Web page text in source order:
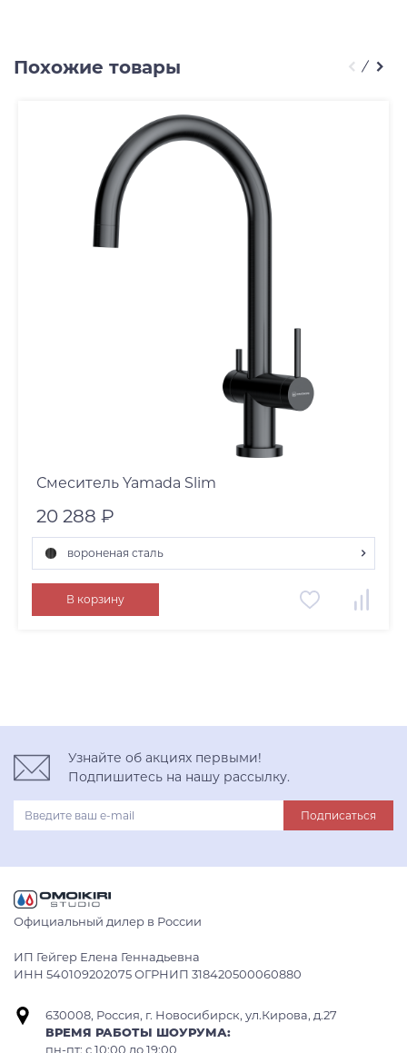
Похожие товары
Смеситель Yamada Slim
20 288 ₽
вороненая сталь
светлое золото
нержавеющая сталь
В корзину
Узнайте об акциях первыми!
Подпишитесь на нашу рассылку.
Подписаться
Официальный дилер в России
ИП Гейгер Елена Геннадьевна
ИНН 540109202075 ОГРНИП 318420500060880
630008, Россия, г. Новосибирск, ул.Кирова, д.27
ВРЕМЯ РАБОТЫ ШОУРУМА:
пн-пт: с 10:00 до 19:00